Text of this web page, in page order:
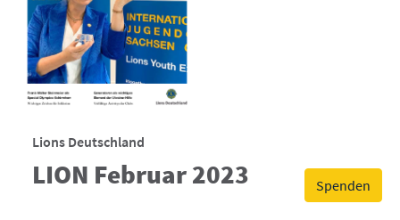
Spenden
Lions Deutschland
LION Februar 2023